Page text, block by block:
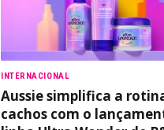
INTERNACIONAL
Aussie simplifica a
cachos com o